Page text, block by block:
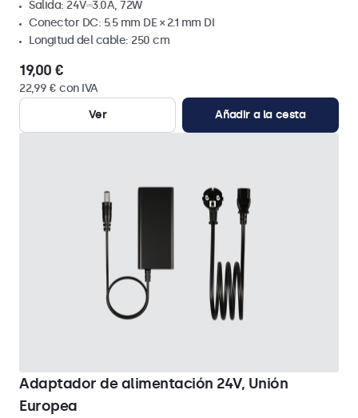
Salida: 24V⎓3.0A, 72W
Conector DC: 5.5 mm DE × 2.1 mm DI
Longitud del cable: 250 cm
19,00 €
22,99 € con IVA
Ver
Añadir a la cesta
Adaptador de alimentación 24V, Unión
Europea